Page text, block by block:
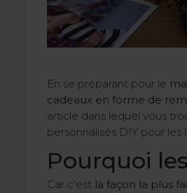
En se préparant pour le
cadeaux en forme de
article dans lequel vous
personnalisés DIY pour
Pourquoi
Car c’est la façon la plus